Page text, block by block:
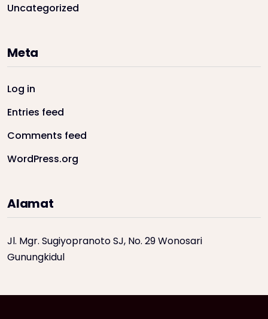
Uncategorized
Meta
Log in
Entries feed
Comments feed
WordPress.org
Alamat
Jl. Mgr. Sugiyopranoto SJ, No. 29 Wonosari
Gunungkidul